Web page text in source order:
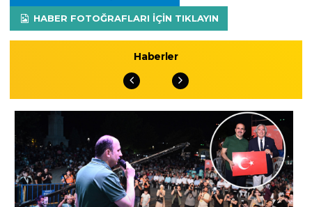
HABER FOTOĞRAFLARI IÇIN TIKLAYIN
Haberler